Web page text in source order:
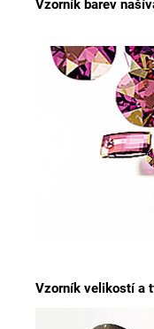
Vzorník barev
Vzorník velikostí a